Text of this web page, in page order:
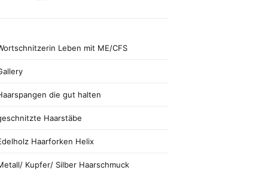
Leben mit ME/CFS
die gut halten
Haarstäbe
Haarforken Helix
Kupfer/ Silber Haarschmuck